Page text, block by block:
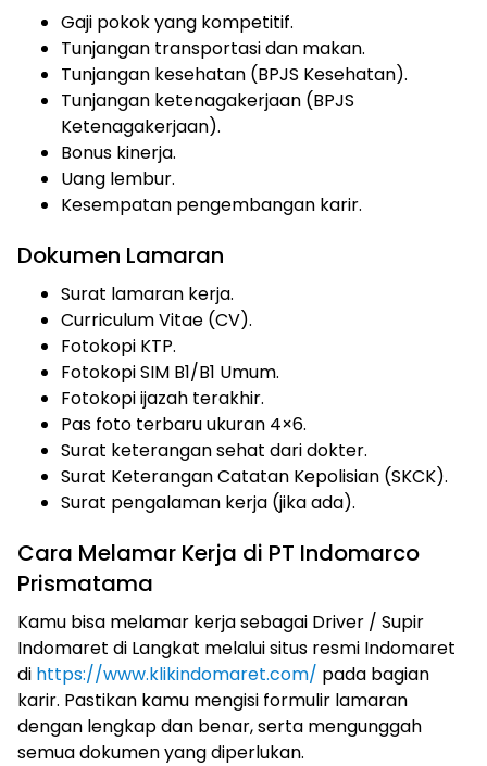
Gaji pokok yang kompetitif.
Tunjangan transportasi dan makan.
Tunjangan kesehatan (BPJS Kesehatan).
Tunjangan ketenagakerjaan (BPJS
Ketenagakerjaan).
Bonus kinerja.
Uang lembur.
Kesempatan pengembangan karir.
Dokumen Lamaran
Surat lamaran kerja.
Curriculum Vitae (CV).
Fotokopi KTP.
Fotokopi SIM B1/B1 Umum.
Fotokopi ijazah terakhir.
Pas foto terbaru ukuran 4×6.
Surat keterangan sehat dari dokter.
Surat Keterangan Catatan Kepolisian (SKCK).
Surat pengalaman kerja (jika ada).
Cara Melamar Kerja di PT Indomarco
Prismatama
Kamu bisa melamar kerja sebagai Driver / Supir
Indomaret di Langkat melalui situs resmi Indomaret
di https://www.klikindomaret.com/ pada bagian
karir. Pastikan kamu mengisi formulir lamaran
dengan lengkap dan benar, serta mengunggah
semua dokumen yang diperlukan.